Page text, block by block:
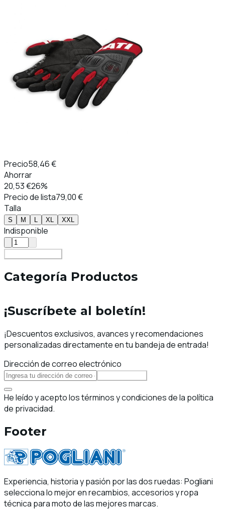
Precio58,46 €
Ahorrar
20,53 €26%
Precio de lista79,00 €
Talla
S M L XL XXL
Indisponible
Categoría Productos
¡Suscríbete al boletín!
¡Descuentos exclusivos, avances y recomendaciones
personalizadas directamente en tu bandeja de entrada!
Dirección de correo electrónico
He leído y acepto los términos y condiciones de la política
de privacidad.
Footer
Experiencia, historia y pasión por las dos ruedas: Pogliani
selecciona lo mejor en recambios, accesorios y ropa
técnica para moto de las mejores marcas.